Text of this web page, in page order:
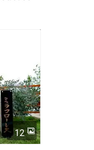
12